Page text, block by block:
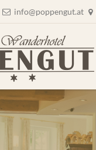
info@poppengut.at